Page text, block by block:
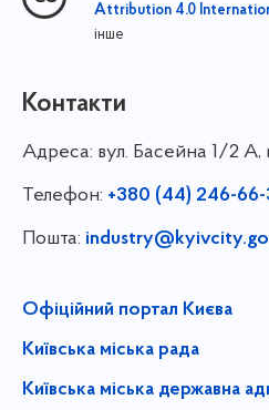
Attribution 4.0
інше
Контакти
Адреса: вул. Басейна 1/⁠2 А,
Телефон: +380 (44) 246-66-
Пошта:
Офіційний портал Києва
Київська міська рада
Київська міська державна